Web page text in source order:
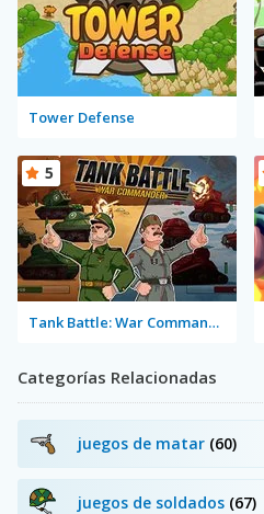
Tower Defense
Tank Battle: War Commander
5
Categorías Relacionadas
juegos de matar (60)
juegos de soldados (67)